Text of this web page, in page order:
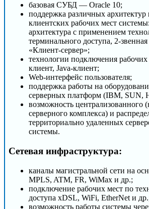
базовая СУБД — Oracle 10;
поддержка различных
клиентских рабочих мест
архитектура с применением
терминального доступа, 2-звенная
«Клиент-сервер»;
технологии подключения рабочих
клиент, Java-клиент;
Web-интерфейс пользователя;
поддержка работы на
серверных платформ (IBM, SUN,
возможность централизованного
серверного комплекса) и
территориально удаленных
системы.
Сетевая инфраструктура:
каналы магистральной сети на
MPLS, ATM, FR, WiMax и др.;
подключение рабочих мест по
доступа xDSL, WiFi, EtherNet и
возможность работы системы